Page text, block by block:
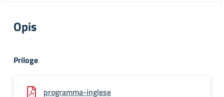
Opis
Priloge
programma-inglese